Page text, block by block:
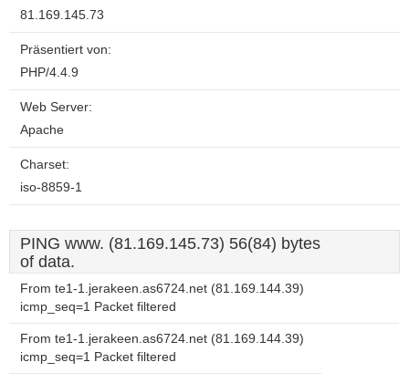
81.169.145.73
Präsentiert von:
PHP/4.4.9
Web Server:
Apache
Charset:
iso-8859-1
PING www. (81.169.145.73) 56(84) bytes
of data.
From te1-1.jerakeen.as6724.net (81.169.144.39)
icmp_seq=1 Packet filtered
From te1-1.jerakeen.as6724.net (81.169.144.39)
icmp_seq=1 Packet filtered